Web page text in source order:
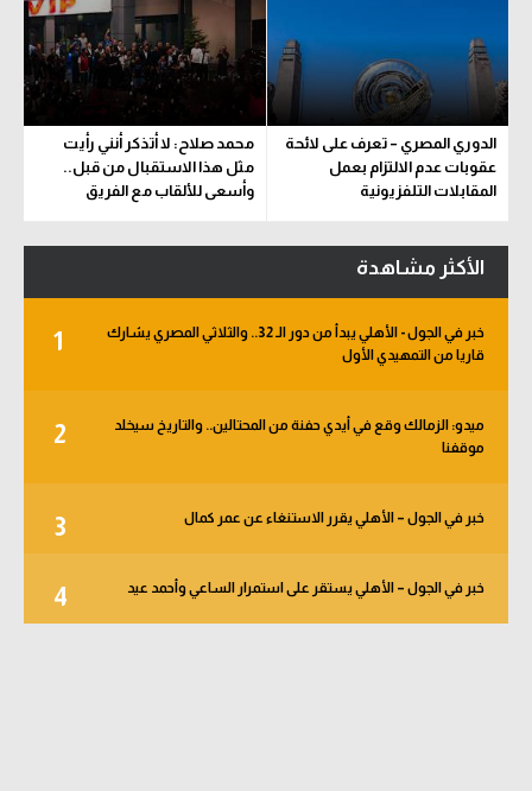
الدوري المصري – تعرف على لائحة
عقوبات عدم الالتزام بعمل
المقابلات التلفزيونية
محمد صلاح: لا أتذكر أنني رأيت
مثل هذا الاستقبال من قبل..
وأسعى للألقاب مع الفريق
الأكثر مشاهدة
1
خبر في الجول - الأهلي يبدأ من دور الـ 32.. والثلاثي المصري يشارك
قاريا من التمهيدي الأول
2
ميدو: الزمالك وقع في أيدي حفنة من المحتالين.. والتاريخ سيخلد
موقفنا
3 خبر في الجول – الأهلي يقرر الاستنغاء عن عمر كمال
4 خبر في الجول – الأهلي يستقر على استمرار الساعي وأحمد عيد